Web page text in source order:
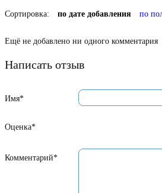
Сортировка: по дате добавления по
Ещё не добавлено ни одного комментария
Написать отзыв
Имя*
Оценка*
Комментарий*